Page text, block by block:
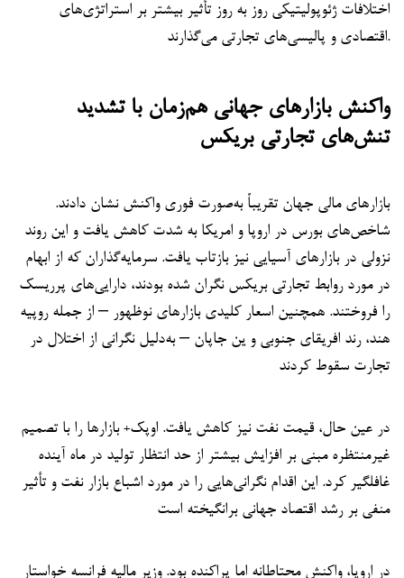
اختلافات ژئوپولیتیکی روز به روز تأثیر بیشتر بر استراتژی‌های
اقتصادی و پالیسی‌های تجارتی می‌گذارند.
واکنش بازارهای جهانی هم‌زمان با تشدید
تنش‌های تجارتی بریکس
بازارهای مالی جهان تقریباً به‌صورت فوری واکنش نشان دادند.
شاخص‌های بورس در اروپا و امریکا به شدت کاهش یافت و این روند
نزولی در بازارهای آسیایی نیز بازتاب یافت. سرمایه‌گذاران که از ابهام
در مورد روابط تجارتی بریکس نگران شده بودند، دارایی‌های پرریسک
را فروختند. همچنین اسعار کلیدی بازارهای نوظهور – از جمله روپیه
هند، رند افریقای جنوبی و ین جاپان – به‌دلیل نگرانی از اختلال در
تجارت سقوط کردند
در عین حال، قیمت نفت نیز کاهش یافت. اوپک+ بازارها را با تصمیم
غیرمنتظره مبنی بر افزایش بیشتر از حد انتظار تولید در ماه آینده
غافلگیر کرد. این اقدام نگرانی‌هایی را در مورد اشباع بازار نفت و تأثیر
منفی بر رشد اقتصاد جهانی برانگیخته است
در اروپا، واکنش محتاطانه اما پراکنده بود. وزیر مالیه فرانسه خواستار